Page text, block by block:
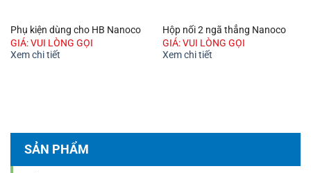
SẢN PHẨM
Phụ kiện dùng cho HB Nanoco
GIÁ: VUI LÒNG GỌI
Xem chi tiết
Hộp nối 2 ngã thẳng Nanoco
GIÁ: VUI LÒNG GỌI
Xem chi tiết